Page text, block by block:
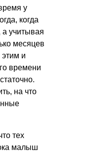
у
когда
а учитывая
месяцев
этим и
времени
на что
тех
малыш